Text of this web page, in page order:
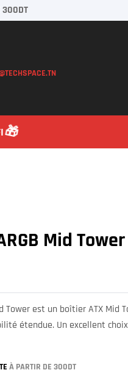
300DT
Mid Tower
Tower est un boîtier ATX Mid
étendue. Un excellent
À PARTIR DE 300DT